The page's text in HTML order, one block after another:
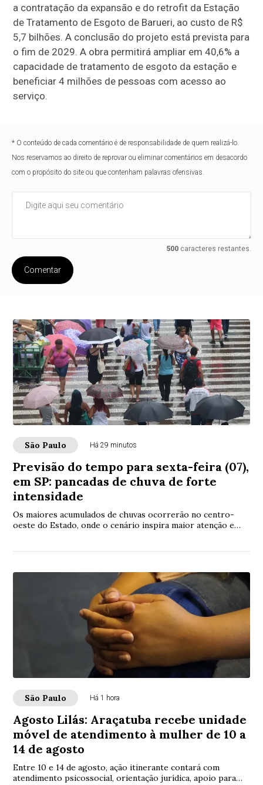
a contratação da expansão e do retrofit da Estação
de Tratamento de Esgoto de Barueri, ao custo de R$
5,7 bilhões. A conclusão do projeto está prevista para
o fim de 2029. A obra permitirá ampliar em 40,6% a
capacidade de tratamento de esgoto da estação e
beneficiar 4 milhões de pessoas com acesso ao
serviço.
* O conteúdo de cada comentário é de responsabilidade de quem realizá-lo.
Nos reservamos ao direito de reprovar ou eliminar comentários em desacordo
com o propósito do site ou que contenham palavras ofensivas.
500caracteres restantes.
Comentar
São Paulo Há 29 minutos
Previsão do tempo para sexta-feira (07),
em SP: pancadas de chuva de forte
intensidade
Os maiores acumulados de chuvas ocorrerão no centro-
oeste do Estado, onde o cenário inspira maior atenção e
São Paulo Há 1 hora
Agosto Lilás: Araçatuba recebe unidade
móvel de atendimento à mulher de 10 a
14 de agosto
Entre 10 e 14 de agosto, ação itinerante contará com
atendimento psicossocial, orientação jurídica, apoio para